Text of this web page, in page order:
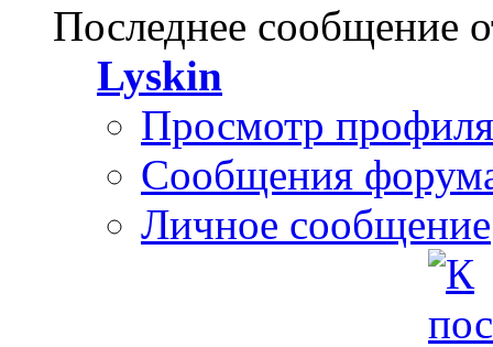
Последнее сообщение
Lyskin
Просмотр профиля
Сообщения
Личное сообщение